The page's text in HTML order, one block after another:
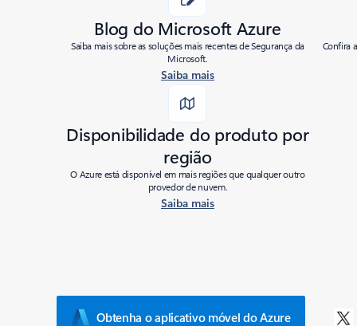
01/20/2022
Blog do Microsoft Azure
Saiba mais sobre as soluções mais recentes de Segurança da
Microsoft.
Saiba mais
Confira
Disponibilidade do produto por
região
O Azure está disponível em mais regiões que qualquer outro
provedor de nuvem.
Saiba mais
Obtenha o aplicativo móvel do Azure